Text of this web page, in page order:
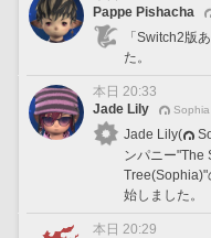
Pappe Pishacha
「Switch2版
た。
本日 20:33
Jade Lily
Jade Lily(
ンパニー"The
Tree(Sophia)"
始しました。
本日 20:29